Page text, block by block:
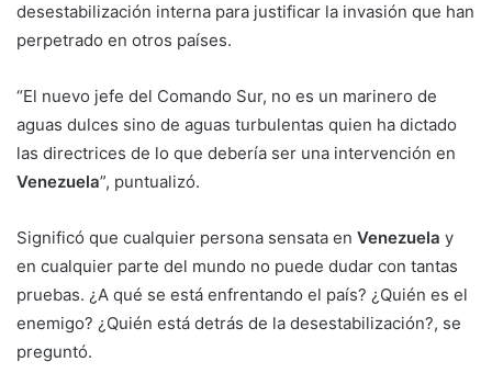
desestabilización interna para justificar la invasión que han
perpetrado en otros países.
“El nuevo jefe del Comando Sur, no es un marinero de
aguas dulces sino de aguas turbulentas quien ha dictado
las directrices de lo que debería ser una intervención en
Venezuela”, puntualizó.
Significó que cualquier persona sensata en Venezuela y
en cualquier parte del mundo no puede dudar con tantas
pruebas. ¿A qué se está enfrentando el país? ¿Quién es el
enemigo? ¿Quién está detrás de la desestabilización?, se
preguntó.